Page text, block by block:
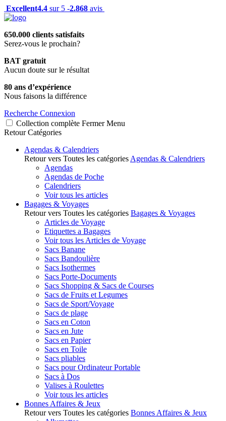
Excellent4.4 sur 5 -2.868 avis
650.000 clients satisfaits
Serez-vous le prochain?
BAT gratuit
Aucun doute sur le résultat
80 ans d’expérience
Nous faisons la différence
Recherche Connexion
Collection complète Fermer Menu
Retour Catégories
Agendas & Calendriers
Retour vers Toutes les catégories Agendas & Calendriers
Agendas
Agendas de Poche
Calendriers
Voir tous les articles
Bagages & Voyages
Retour vers Toutes les catégories Bagages & Voyages
Articles de Voyage
Etiquettes a Bagages
Voir tous les Articles de Voyage
Sacs Banane
Sacs Bandoulière
Sacs Isothermes
Sacs Porte-Documents
Sacs Shopping & Sacs de Courses
Sacs de Fruits et Legumes
Sacs de Sport/Voyage
Sacs de plage
Sacs en Coton
Sacs en Jute
Sacs en Papier
Sacs en Toile
Sacs pliables
Sacs pour Ordinateur Portable
Sacs à Dos
Valises à Roulettes
Voir tous les articles
Bonnes Affaires & Jeux
Retour vers Toutes les catégories Bonnes Affaires & Jeux